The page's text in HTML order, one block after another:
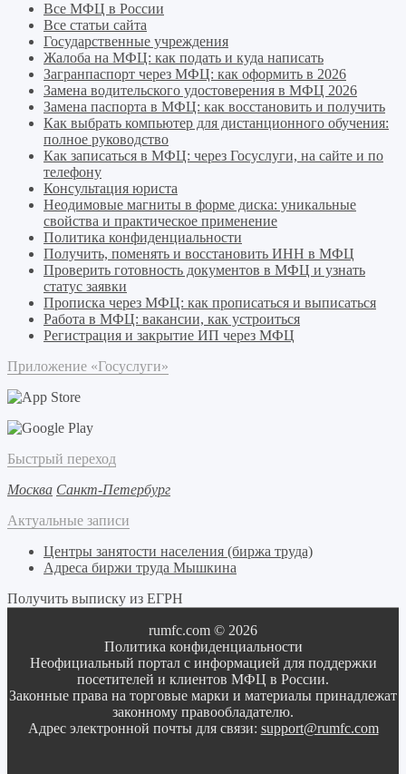
Все МФЦ в России
Все статьи сайта
Государственные учреждения
Жалоба на МФЦ: как подать и куда написать
Загранпаспорт через МФЦ: как оформить в 2026
Замена водительского удостоверения в МФЦ 2026
Замена паспорта в МФЦ: как восстановить и получить
Как выбрать компьютер для дистанционного обучения:
полное руководство
Как записаться в МФЦ: через Госуслуги, на сайте и по
телефону
Консультация юриста
Неодимовые магниты в форме диска: уникальные
свойства и практическое применение
Политика конфиденциальности
Получить, поменять и восстановить ИНН в МФЦ
Проверить готовность документов в МФЦ и узнать
статус заявки
Прописка через МФЦ: как прописаться и выписаться
Работа в МФЦ: вакансии, как устроиться
Регистрация и закрытие ИП через МФЦ
Приложение «Госуслуги»
Быстрый переход
Москва Санкт-Петербург
Актуальные записи
Центры занятости населения (биржа труда)
Адреса биржи труда Мышкина
Получить выписку из ЕГРН
rumfc.com © 2026
Политика конфиденциальности
Неофициальный портал с информацией для поддержки
посетителей и клиентов МФЦ в России.
Законные права на торговые марки и материалы принадлежат
законному правообладателю.
Адрес электронной почты для связи: support@rumfc.com